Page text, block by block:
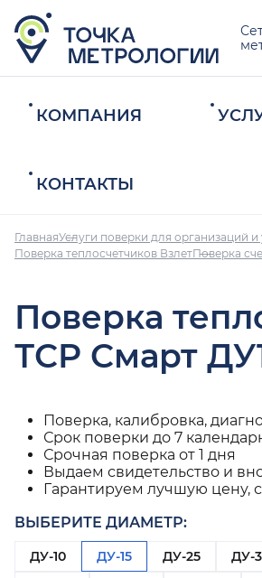
КОМПАНИЯ
КОНТАКТЫ
ГлавнаяУслуги поверки для организаций
Поверка теплосчетчиков ВзлетПоверка
Поверка
ТСР Смарт
Поверка, калибровка,
Срок поверки до 7
Срочная поверка от 1 дня
Выдаем свидетельство и
Гарантируем лучшую цену,
ВЫБЕРИТЕ ДИАМЕТР:
ДУ-10 ДУ-15 ДУ-25 ДУ-